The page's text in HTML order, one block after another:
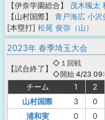
【伊奈学園総合】
茂木颯太
【山村国際】
青戸海広 小沢
[本塁打] 松尾 俊弥（山）
2023年 春季埼玉大会
【試合終了 】
◇１回戦
◇開始 4/23
チーム 1 2
山村国際
3 0
浦和実
0 0